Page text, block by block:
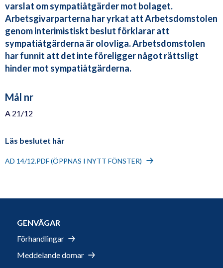
varslat om sympatiåtgärder mot bolaget.
Arbetsgivarparterna har yrkat att Arbetsdomstolen
genom interimistiskt beslut förklarar att
sympatiåtgärderna är olovliga. Arbetsdomstolen
har funnit att det inte föreligger något rättsligt
hinder mot sympatiåtgärderna.
Mål nr
A 21/12
Läs beslutet här
AD 14/12.PDF (ÖPPNAS I NYTT FÖNSTER)
GENVÄGAR
Förhandlingar
Meddelande domar